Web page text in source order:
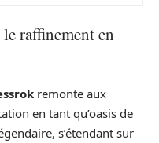
raffinement en
remonte aux
en tant qu’oasis de
s’étendant sur